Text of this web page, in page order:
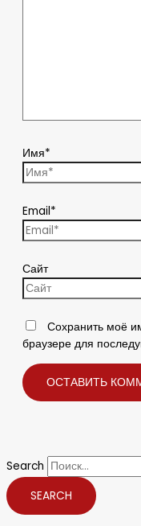
Имя*
Email*
Сайт
Сохранить моё
браузере для
Search
SEARCH